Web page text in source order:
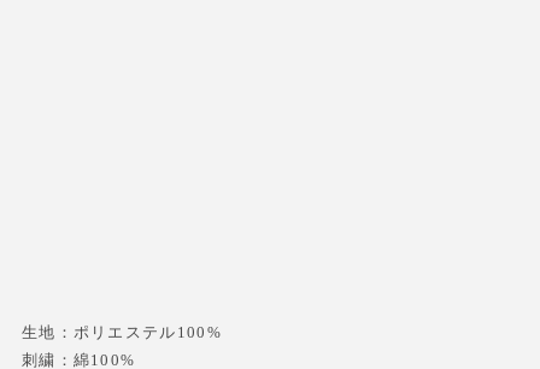
生地：ポリエステル100%
刺繍：綿100%